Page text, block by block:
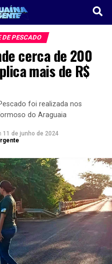
DE PESCADO
cerca de 200
mais de R$
foi realizada nos
do Araguaia
11 de junho de 2024